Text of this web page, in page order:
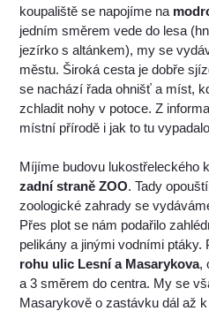
koupaliště se napojíme na
jedním směrem vede do lesa
jezírko s altánkem), my se
městu. Široká cesta je dobře
se nachází řada ohnišť a míst,
zchladit nohy v potoce. Z
místní přírodě i jak to tu
Míjíme budovu lukostřeleckého
zadní straně ZOO. Tady
zoologické zahrady se
Přes plot se nám podařilo
pelikány a jinými vodními ptáky.
rohu ulic Lesní a Masarykova,
a 3 směrem do centra. My se
Masarykově o zastávku dál až